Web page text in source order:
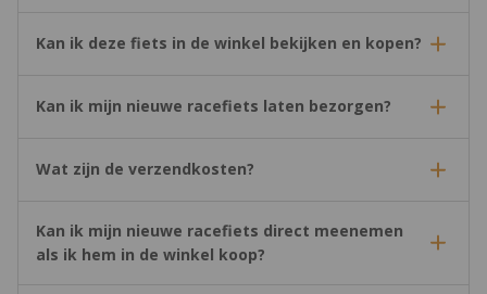
Kan ik deze fiets in de winkel bekijken en kopen?
Kan ik mijn nieuwe racefiets laten bezorgen?
Wat zijn de verzendkosten?
Kan ik mijn nieuwe racefiets direct meenemen
als ik hem in de winkel koop?